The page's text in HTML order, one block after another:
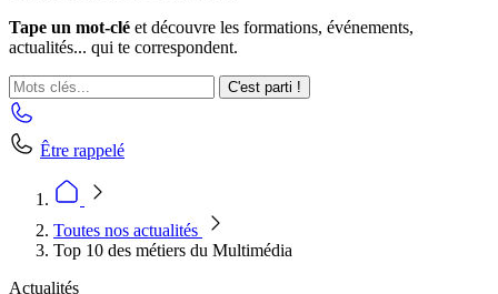
Tape un mot-clé et découvre les formations, événements,
actualités... qui te correspondent.
C'est parti !
Être rappelé
Toutes nos actualités
Top 10 des métiers du Multimédia
Actualités